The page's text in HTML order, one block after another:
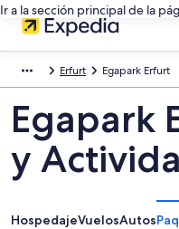
Ir a la sección principal de la
Erfurt Egapark Erfurt
Egapark
y
HospedajeVuelosAutos